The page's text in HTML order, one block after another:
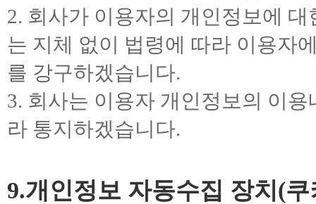
2. 회사가 이용자의 개인정보에
는 지체 없이 법령에 따라 이용자
를 강구하겠습니다.
3. 회사는 이용자 개인정보의 이
라 통지하겠습니다.
9.개인정보 자동수집 장치(